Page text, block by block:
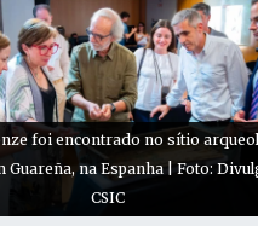
foi encontrado no sítio
Guareña, na Espanha | Foto:
CSIC